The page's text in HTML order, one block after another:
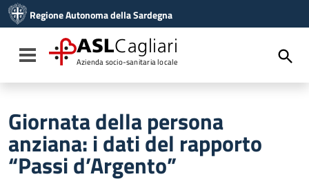
Vai al menu di navigazione
Vai al footer
Regione Autonoma della Sardegna
Toggle navigation
ASLCagliari
Azienda socio-sanitaria locale
Giornata della persona
anziana: i dati del rapporto
“Passi d’Argento”